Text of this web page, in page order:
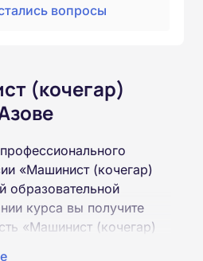
вопросы
(кочегар)
«Машинист (кочегар)
образовательной
курса вы получите
«Машинист (кочегар)